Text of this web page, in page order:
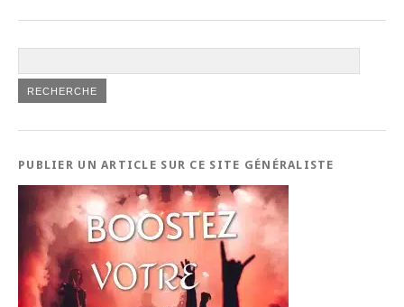
PUBLIER UN ARTICLE SUR CE SITE GÉNÉRALISTE